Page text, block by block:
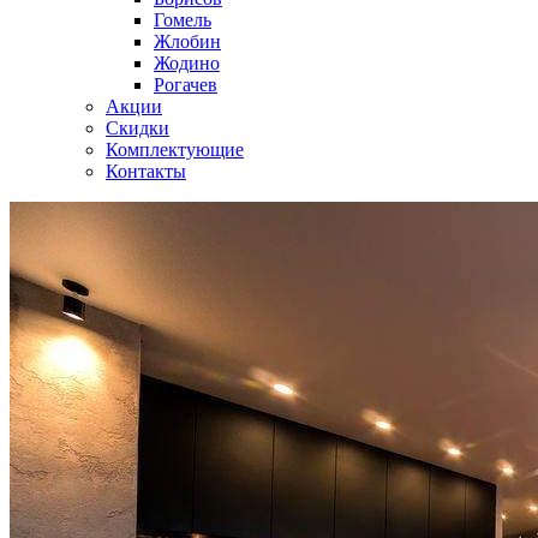
Гомель
Жлобин
Жодино
Рогачев
Акции
Скидки
Комплектующие
Контакты